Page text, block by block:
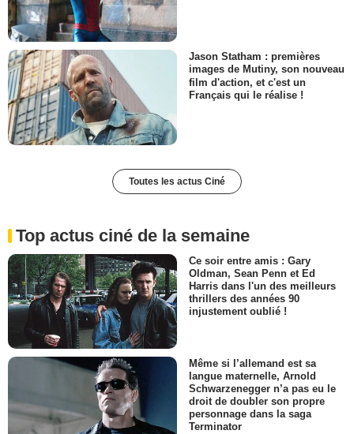
Jason Statham : premières
images de Mutiny, son nouveau
film d'action, et c'est un
Français qui le réalise !
Toutes les actus Ciné
Top actus ciné de la semaine
Ce soir entre amis : Gary
Oldman, Sean Penn et Ed
Harris dans l'un des meilleurs
thrillers des années 90
injustement oublié !
Même si l’allemand est sa
langue maternelle, Arnold
Schwarzenegger n’a pas eu le
droit de doubler son propre
personnage dans la saga
Terminator